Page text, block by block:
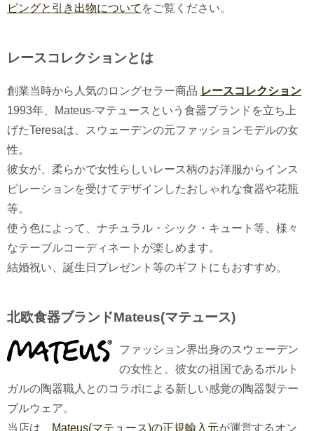
ピングと引き出物について をご覧ください。
レースコレクションとは
創業当時から人気のロングセラー商品 レースコレクション
1993年、Mateus-マテュースという食器ブランドを立ち上
げたTeresaは、スウェーデンの元ファッションモデルの女
性。
彼女が、柔らかで女性らしいレース柄のお洋服からインス
ピレーションを受けてデザインしたおしゃれな食器や花瓶
等。
使う色によって、ナチュラル・シック・キュート等、様々
なテーブルコーディネートが楽しめます。
結婚祝い、誕生日プレゼント等のギフトにもおすすめ。
北欧食器ブランドMateus(マテュース)
ファッション界出身のスウェーデン
の女性と、彼女の祖国であるポルト
ガルの陶器職人とのコラボによる新しい感覚の陶器製テー
ブルウェア。
当店は、
Mateus(マテュース)の正規輸入元が運営するオン